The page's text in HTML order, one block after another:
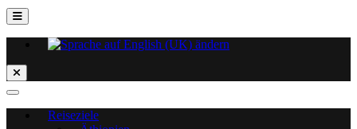
Reiseziele